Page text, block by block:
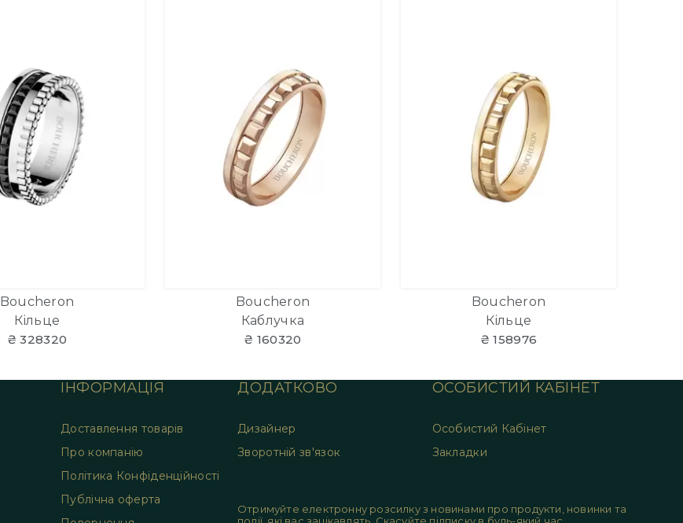
Boucheron
Кільце
₴ 328320
Boucheron
Каблучка
₴ 160320
Boucheron
Кільце
₴ 158976
ІНФОРМАЦІЯ
Доставлення товарів
Про компанію
Політика Конфіденційності
Публічна оферта
ДОДАТКОВО
Дизайнер
Зворотній зв'язок
ОСОБИСТИЙ КАБІНЕТ
Особистий Кабінет
Закладки
Отримуйте електронну розсилку з новинами про продукти, новинки та